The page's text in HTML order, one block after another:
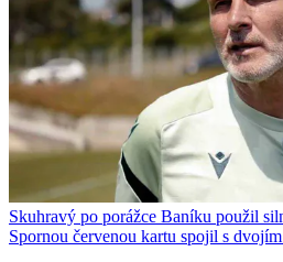
Skuhravý po porážce Baníku použil
Spornou červenou kartu spojil s